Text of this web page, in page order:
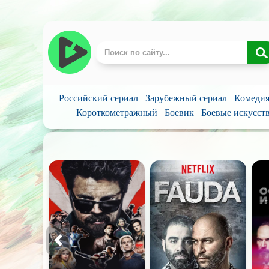
Российский сериал Зарубежный сериал Комедия
Короткометражный
Боевик Боевые